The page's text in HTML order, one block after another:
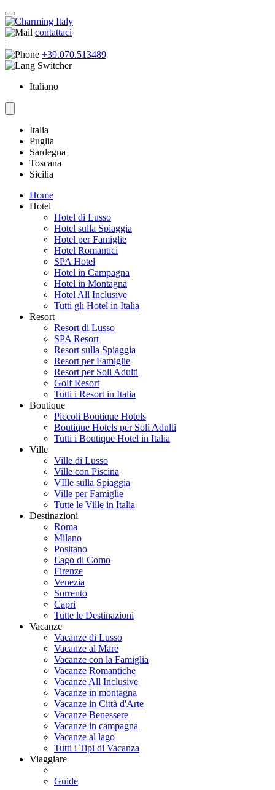
contattaci
|
+39.070.513489
Italiano
Italia
Puglia
Sardegna
Toscana
Sicilia
Home
Hotel
Hotel di Lusso
Hotel sulla Spiaggia
Hotel per Famiglie
Hotel Romantici
SPA Hotel
Hotel in Campagna
Hotel in Montagna
Hotel All Inclusive
Tutti gli Hotel in Italia
Resort
Resort di Lusso
SPA Resort
Resort sulla Spiaggia
Resort per Famiglie
Resort per Soli Adulti
Golf Resort
Tutti i Resort in Italia
Boutique
Piccoli Boutique Hotels
Boutique Hotels per Soli Adulti
Tutti i Boutique Hotel in Italia
Ville
Ville di Lusso
Ville con Piscina
VIlle sulla Spiaggia
Ville per Famiglie
Tutte le Ville in Italia
Destinazioni
Roma
Milano
Positano
Lago di Como
Firenze
Venezia
Sorrento
Capri
Tutte le Destinazioni
Vacanze
Vacanze di Lusso
Vacanze al Mare
Vacanze con la Famiglia
Vacanze Romantiche
Vacanze All Inclusive
Vacanze in montagna
Vacanze in Città d'Arte
Vacanze Benessere
Vacanze in campagna
Vacanze al lago
Tutti i Tipi di Vacanza
Viaggiare
Guide